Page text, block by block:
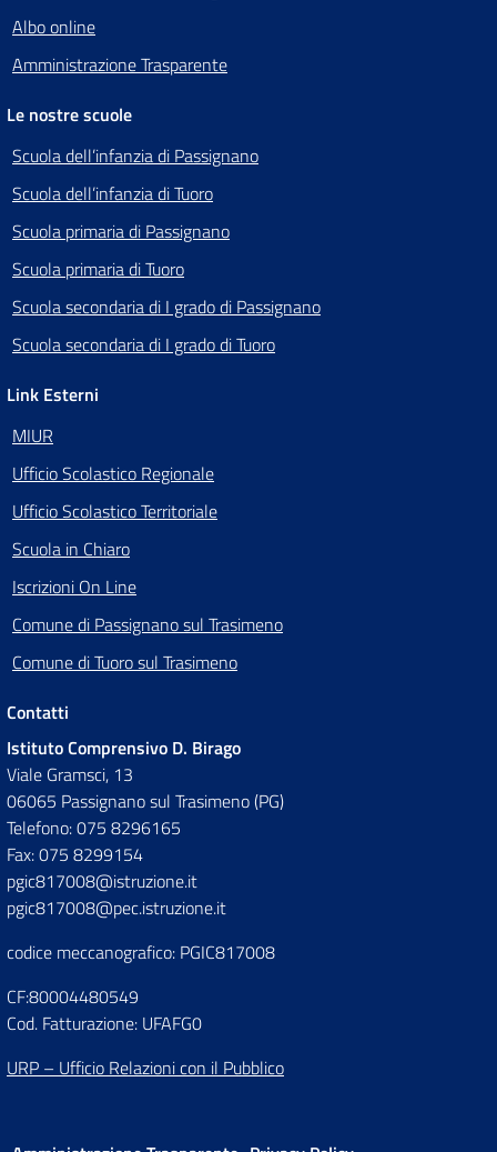
Albo online
Amministrazione Trasparente
Le nostre scuole
Scuola dell’infanzia di Passignano
Scuola dell’infanzia di Tuoro
Scuola primaria di Passignano
Scuola primaria di Tuoro
Scuola secondaria di I grado di Passignano
Scuola secondaria di I grado di Tuoro
Link Esterni
MIUR
Ufficio Scolastico Regionale
Ufficio Scolastico Territoriale
Scuola in Chiaro
Iscrizioni On Line
Comune di Passignano sul Trasimeno
Comune di Tuoro sul Trasimeno
Contatti
Istituto Comprensivo D. Birago
Viale Gramsci, 13
06065 Passignano sul Trasimeno (PG)
Telefono: 075 8296165
Fax: 075 8299154
pgic817008@istruzione.it
pgic817008@pec.istruzione.it
codice meccanografico: PGIC817008
CF:80004480549
Cod. Fatturazione: UFAFG0
URP – Ufficio Relazioni con il Pubblico